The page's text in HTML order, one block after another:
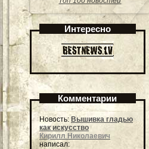
Интересно
Комментарии
Новость: Вышивка гладью
как искусство
Кирилл Николаевич
написал: